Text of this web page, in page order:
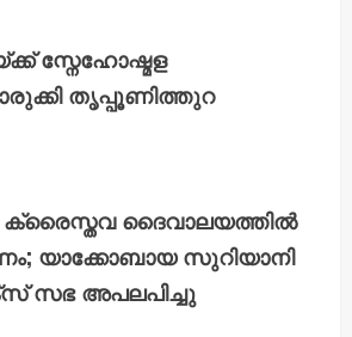
സ്നേഹോഷ്മള
തൃപ്പൂണിത്തുറ
ക്രൈസ്ത‌വ ദൈവാലയത്തിൽ
യാക്കോബായ സുറിയാനി
സഭ അപലപിച്ചു